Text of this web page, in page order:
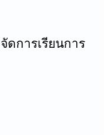
การเรียนการ